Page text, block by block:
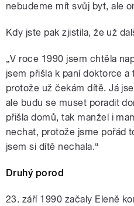
nebudeme mít svůj byt, ale
Kdy jste pak zjistila, že už
„V roce 1990 jsem chtěla
jsem přišla k paní doktorce
protože už čekám dítě. Já
ale budu se muset poradit
přišla domů, tak manžel i
nechat, protože jsme pořád
jsem si dítě nechala.“
Druhý porod
23. září 1990 začaly Eleně